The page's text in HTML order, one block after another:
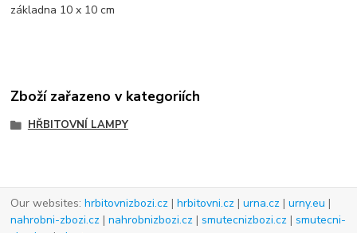
základna 10 x 10 cm
Zboží zařazeno v kategoriích
HŘBITOVNÍ LAMPY
Our websites:hrbitovnizbozi.cz |hrbitovni.cz |urna.cz |urny.eu |
nahrobni-zbozi.cz |nahrobnizbozi.cz |smutecnizbozi.cz |smutecni-